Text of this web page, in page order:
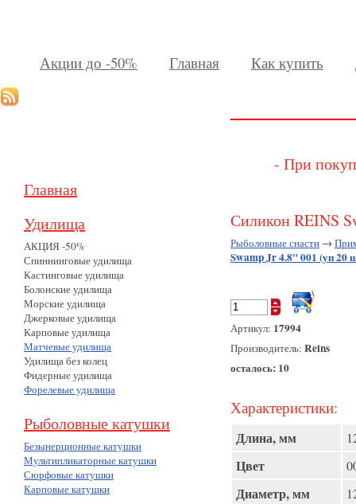
Акции до -50% Главная Как купить
Главная
Удилища
АКЦИЯ -50%
Спиннинговые удилища
Кастинговые удилища
Болонские удилища
Морские удилища
Джерковые удилища
Карповые удилища
Матчевые удилища
Удилища без колец
Фидерные удилища
Форелевые удилища
Рыболовные катушки
Безынерционные катушки
Мультипликаторные катушки
Сюрфовые катушки
Карповые катушки
- При
Силикон REINS
Рыболовные снасти →
Swamp Jr 4.8" 001 (уп 20
Артикул: 17994
Производитель: Reins
осталось: 10
Характеристики:
Длина, мм
Цвет
Диаметр, мм